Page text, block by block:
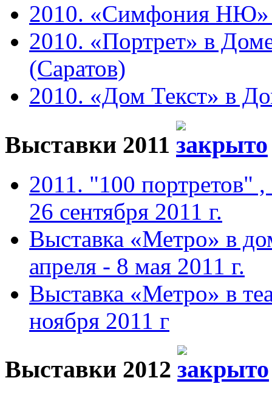
2010. «Симфония НЮ»
2010. «Портрет» в
(Саратов)
2010. «Дом Текст» в
Выставки 2011
2011. "100 портретов"
26 сентября 2011 г.
Выставка «Метро» в
апреля - 8 мая 2011 г.
Выставка «Метро» в
ноября 2011 г
Выставки 2012